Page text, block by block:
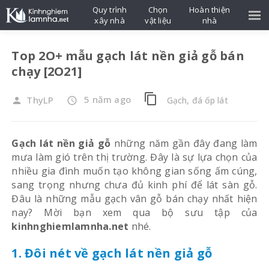
Top 2O+ mẫu gạch lát nền giả gỗ bán
chạy [2O21]
person ThyLP access_time 5 năm ago content_copy Gạch, đá ốp lát
Gạch lát nền giả gỗ những năm gần đây đang làm
mưa làm gió trên thị trường. Đây là sự lựa chọn của
nhiều gia đình muốn tạo không gian sống ấm cúng,
sang trọng nhưng chưa đủ kinh phí để lát sàn gỗ.
Đâu là những mẫu gạch vân gỗ bán chạy nhất hiện
nay? Mời bạn xem qua bộ sưu tập của
kinhnghiemlamnha.net nhé.
1. Đôi nét về gạch lát nền giả gỗ
Quy trình
xây nhà
Chọn
vật liệu
Hoàn thiện
nhà